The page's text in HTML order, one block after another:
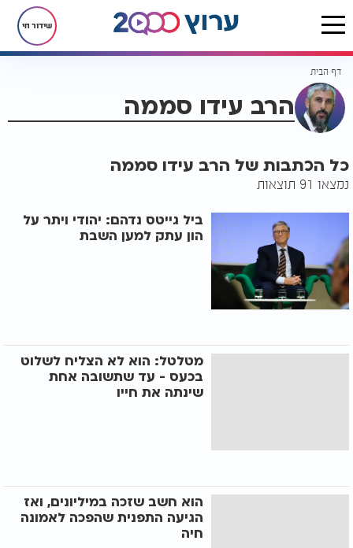
שידור חי
דף הבית
הרב עידו סממה
כל הכתבות של הרב עידו סממה
נמצאו 91 תוצאות
ביל גייטס נדהם: יהודי ויתר על
הון עתק למען השבת
מטלטל: הוא לא הצליח לשלוט
בכעס - עד שתשובה אחת
שינתה את חייו
הוא חשב שזכה במיליונים, ואז
הגיעה התפנית שהפכה לאמונה
חיה